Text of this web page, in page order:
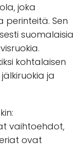
joka
perinteitä. Sen
suomalaisia
kohtalaisen
ja
vaihtoehdot,
ovat